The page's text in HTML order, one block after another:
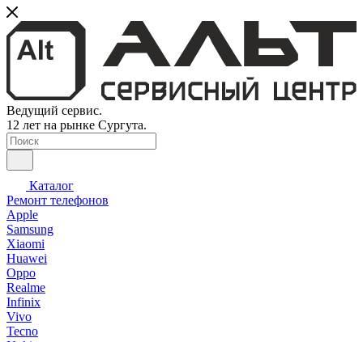
Ведущий сервис.
12 лет на рынке Сургута.
Каталог
Ремонт телефонов
Apple
Samsung
Xiaomi
Huawei
Oppo
Realme
Infinix
Vivo
Tecno